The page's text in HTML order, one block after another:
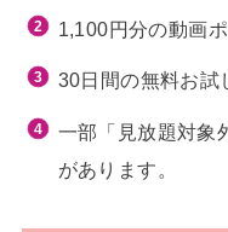
1,100円分の動画
30日間の無料お試
一部「見放題対象
があります。